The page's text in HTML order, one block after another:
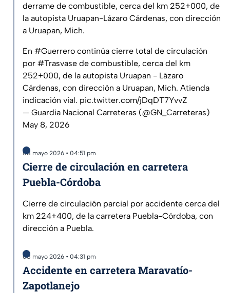
derrame de combustible, cerca del km 252+000, de
la autopista Uruapan-Lázaro Cárdenas, con dirección
a Uruapan, Mich.
En #Guerrero continúa cierre total de circulación
por #Trasvase de combustible, cerca del km
252+000, de la autopista Uruapan - Lázaro
Cárdenas, con dirección a Uruapan, Mich. Atienda
indicación vial. pic.twitter.com/jDqDT7YvvZ
— Guardia Nacional Carreteras (@GN_Carreteras)
May 8, 2026
08 mayo 2026 • 04:51 pm
Cierre de circulación en carretera
Puebla-Córdoba
Cierre de circulación parcial por accidente cerca del
km 224+400, de la carretera Puebla-Córdoba, con
dirección a Puebla.
08 mayo 2026 • 04:31 pm
Accidente en carretera Maravatío-
Zapotlanejo